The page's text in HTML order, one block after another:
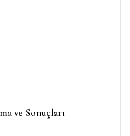
ve Sonuçları